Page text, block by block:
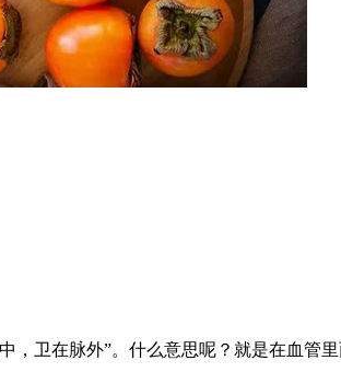
，卫在脉外”。什么意思呢？就是在血管